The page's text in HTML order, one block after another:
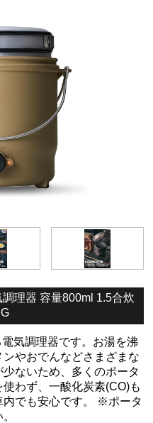
理器 容量800ml 1.5合炊
気調理器です。お湯を沸
やおでんなどさまざまな
ないため、多くのポータ
わず、一酸化炭素(CO)も
内でも安心です。 ※ポータ